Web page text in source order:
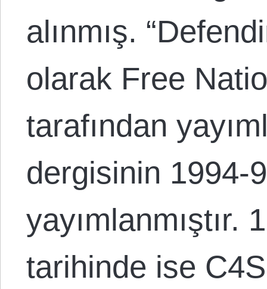
alınmış.
olarak Free
tarafından
dergisinin 1994-
yayımlanmıştır.
tarihinde ise